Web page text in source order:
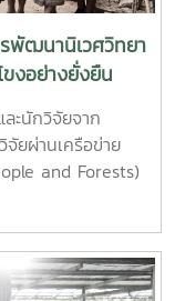
into a
where
Faculty of
model that
skills,
Through such
but also
p.m.). His
value-added
for
giant
and
“Commercial
p.m.), was
a successful
He shared
future
network
on
building
the private
shared valuable
insights gained
perspectives
and
strategies to
อมแก่คณะผู้บริหาร
าวิทยาลัยแม่โจ้ที่ได้
น้อมรำลึกในพระ
พิ่มเติม
พัฒนานิเวศวิทยา
งอย่างยั่งยืน
ะนักวิจัยจาก
จัยผ่านเครือข่าย
and Forests)
ารจัดการภูมิทัศน์ป่า
รป่าน้ำท่วม
ลายทางชีวภาพของ